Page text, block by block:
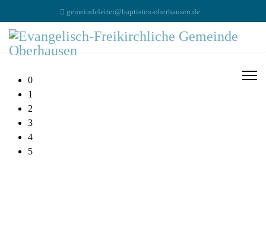
gemeindeleiter@baptisten-oberhausen.de
0
1
2
3
4
5